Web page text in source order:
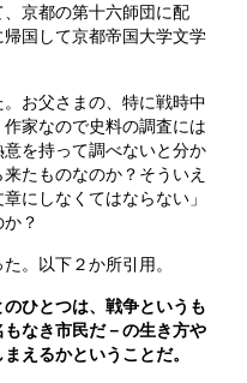
京都の第十六師団に配
国して京都帝国大学文学
お父さまの、特に戦時中
家なので史料の調査には
を持って調べないと分か
たものなのか？そういえ
にしなくてはならない」
？
。以下２か所引用。
ひとつは、戦争というも
なき市民だ－の生き方や
えるかということだ。